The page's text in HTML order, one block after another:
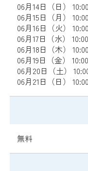
06月14日（日）
06月15日（月）
06月16日（火）
06月17日（水）
06月18日（木）
06月19日（金）
06月20日（土）
06月21日（日）
無料